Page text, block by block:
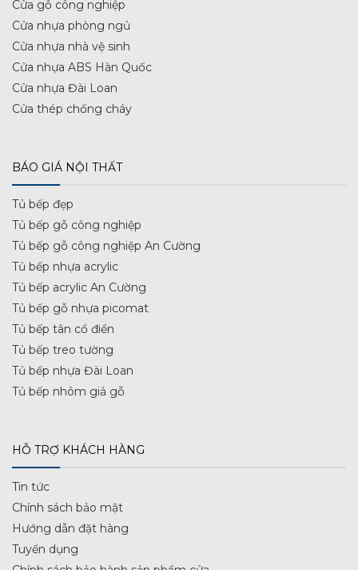
Cửa gỗ công nghiệp
Cửa nhựa phòng ngủ
Cửa nhựa nhà vệ sinh
Cửa nhựa ABS Hàn Quốc
Cửa nhựa Đài Loan
Cửa thép chống cháy
BÁO GIÁ NỘI THẤT
Tủ bếp đẹp
Tủ bếp gỗ công nghiệp
Tủ bếp gỗ công nghiệp An Cường
Tủ bếp nhựa acrylic
Tủ bếp acrylic An Cường
Tủ bếp gỗ nhựa picomat
Tủ bếp tân cổ điển
Tủ bếp treo tường
Tủ bếp nhựa Đài Loan
Tủ bếp nhôm giả gỗ
HỖ TRỢ KHÁCH HÀNG
Tin tức
Chính sách bảo mật
Hướng dẫn đặt hàng
Tuyển dụng